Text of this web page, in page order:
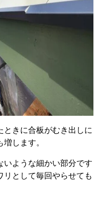
ときに合板がむき出しに
します。
いような細かい部分です
リとして毎回やらせても